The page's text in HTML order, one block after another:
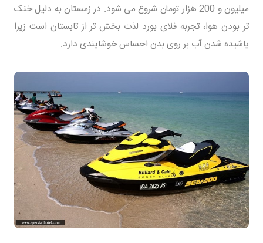
میلیون و 200 هزار تومان شروع می شود. در زمستان به دلیل خنک
تر بودن هوا، تجربه فلای بورد لذت بخش تر از تابستان است زیرا
پاشیده شدن آب بر روی بدن احساس خوشایندی دارد.